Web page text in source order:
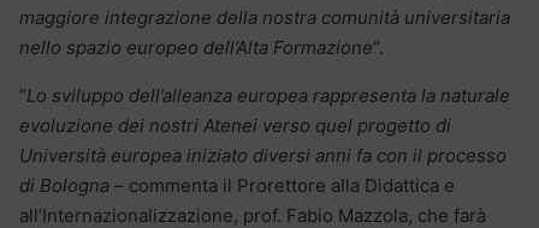
maggiore integrazione della nostra comunità universitaria
nello spazio europeo dell’Alta Formazione“.
“Lo sviluppo dell’alleanza europea rappresenta la naturale
evoluzione dei nostri Atenei verso quel progetto di
Università europea iniziato diversi anni fa con il processo
di Bologna – commenta il Prorettore alla Didattica e
all’Internazionalizzazione, prof. Fabio Mazzola, che farà